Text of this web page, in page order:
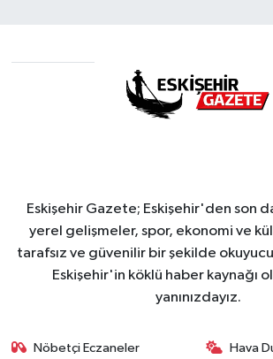
Eskişehir Gazete; Eskişehir'den son
yerel gelişmeler, spor, ekonomi ve
tarafsız ve güvenilir bir şekilde
Eskişehir'in köklü haber kaynağı
yanınızdayız.
Nöbetçi Eczaneler Hava